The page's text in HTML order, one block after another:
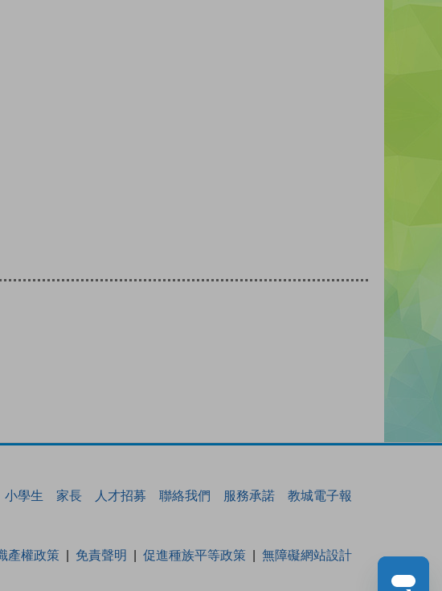
小學生 家長 人才招募 聯絡我們 服務承諾 教城電子報
產權政策 免責聲明 促進種族平等政策 無障礙網站設計